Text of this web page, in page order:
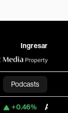
Ingresar
Podcasts
Apple 313.305